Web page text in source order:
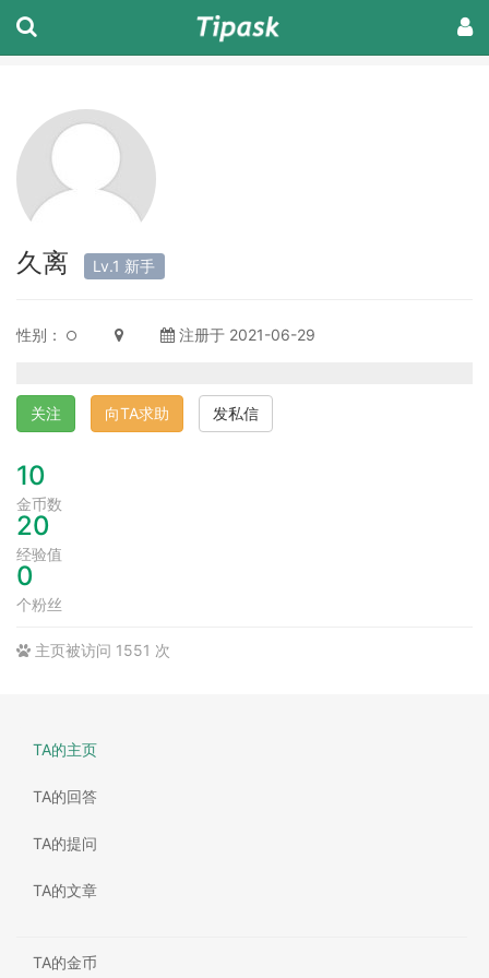
久离 Lv.1 新手
性别： 注册于 2021-06-29
关注 向TA求助 发私信
10
金币数
20
经验值
0
个粉丝
主页被访问 1551 次
TA的主页
TA的回答
TA的提问
TA的文章
TA的金币